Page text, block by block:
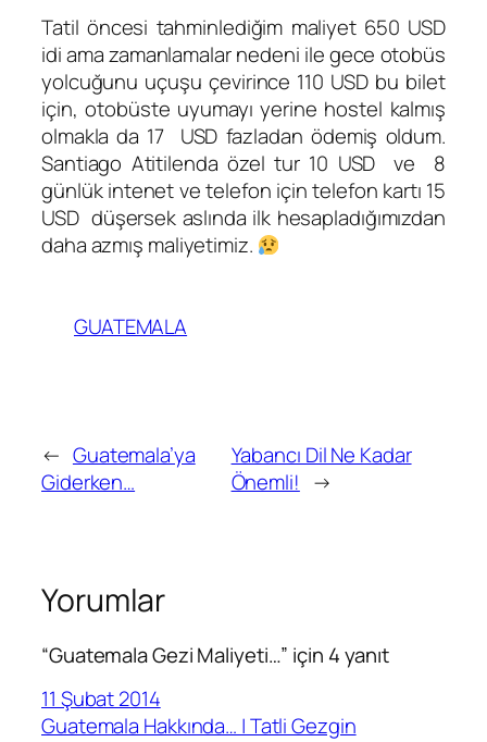
Tatil öncesi tahminlediğim maliyet 650 USD
idi ama zamanlamalar nedeni ile gece otobüs
yolcuğunu uçuşu çevirince 110 USD bu bilet
için, otobüste uyumayı yerine hostel kalmış
olmakla da 17 USD fazladan ödemiş oldum.
Santiago Atitilenda özel tur 10 USD ve 8
günlük intenet ve telefon için telefon kartı 15
USD düşersek aslında ilk hesapladığımızdan
daha azmış maliyetimiz.
GUATEMALA
← Guatemala’ya
Giderken…
Yabancı Dil Ne Kadar
Önemli! →
Yorumlar
“Guatemala Gezi Maliyeti…” için 4 yanıt
11 Şubat 2014
Guatemala Hakkında… | Tatli Gezgin